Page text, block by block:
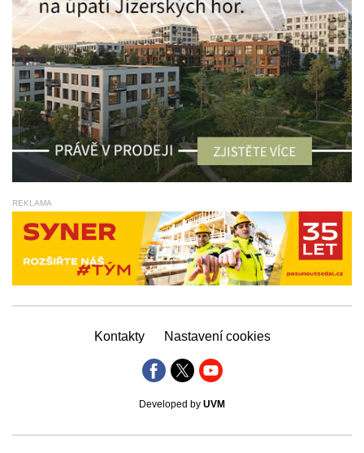
REKLAMA
Kontakty Nastavení cookies
Developed by UVM